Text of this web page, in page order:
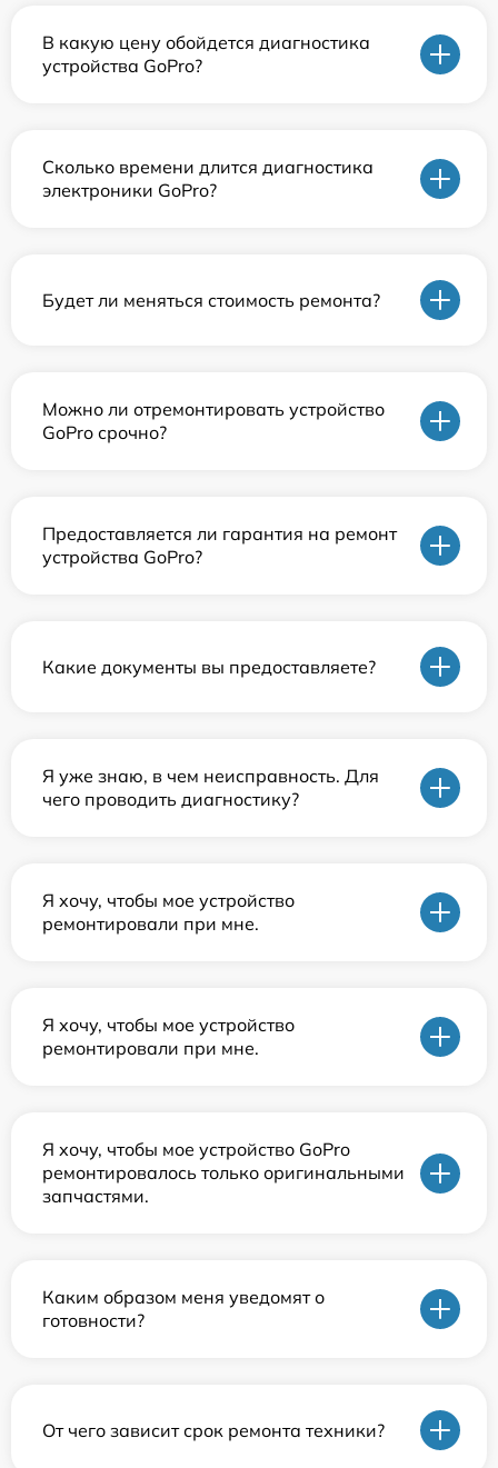
В какую цену обойдется диагностика
устройства GoPro?
Сколько времени длится диагностика
электроники GoPro?
Будет ли меняться стоимость ремонта?
Можно ли отремонтировать устройство
GoPro срочно?
Предоставляется ли гарантия на ремонт
устройства GoPro?
Какие документы вы предоставляете?
Я уже знаю, в чем неисправность. Для
чего проводить диагностику?
Я хочу, чтобы мое устройство
ремонтировали при мне.
Я хочу, чтобы мое устройство
ремонтировали при мне.
Я хочу, чтобы мое устройство GoPro
ремонтировалось только оригинальными
запчастями.
Каким образом меня уведомят о
готовности?
От чего зависит срок ремонта техники?